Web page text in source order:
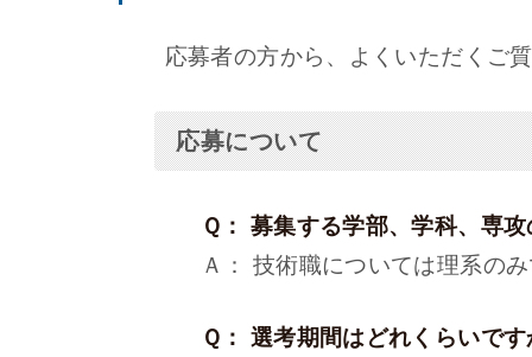
応募者の方から、よくいただくご質
応募について
Ｑ： 募集する学部、学科、専攻
Ａ： 技術職については理系のみ
Ｑ： 選考期間はどれくらいです